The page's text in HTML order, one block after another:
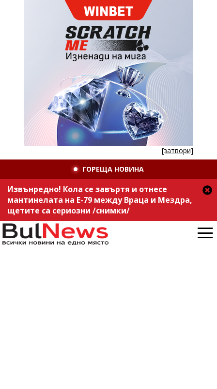
[затвори]
ГОРЕЩА НОВИНА
Извънредно! Кола се завъртя и отнесе
мантинелата на Е-79 между Враца и Мездра,
щетите са сериозни /снимки/